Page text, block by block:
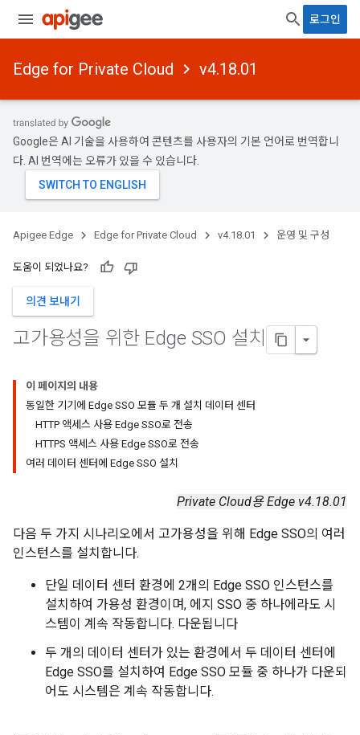
로그인
Edge for Private Cloud v4.18.01
Google은 AI 기술을 사용하여 콘텐츠를 사용자의 기본 언어로 번역합니
다. AI 번역에는 오류가 있을 수 있습니다.
Apigee Edge Edge for Private Cloud v4.18.01 운영 및 구성
도움이 되었나요?
의견 보내기
고가용성을 위한 Edge SSO 설치
이 페이지의 내용
동일한 기기에 Edge SSO 모듈 두 개 설치 데이터 센터
HTTP 액세스 사용 Edge SSO로 전송
HTTPS 액세스 사용 Edge SSO로 전송
여러 데이터 센터에 Edge SSO 설치
Private Cloud용 Edge v4.18.01
다음 두 가지 시나리오에서 고가용성을 위해 Edge SSO의 여러
인스턴스를 설치합니다.
단일 데이터 센터 환경에 2개의 Edge SSO 인스턴스를
설치하여 가용성 환경이며, 에지 SSO 중 하나에라도 시
스템이 계속 작동합니다. 다운됩니다
두 개의 데이터 센터가 있는 환경에서 두 데이터 센터에
Edge SSO를 설치하여 Edge SSO 모듈 중 하나가 다운되
어도 시스템은 계속 작동합니다.